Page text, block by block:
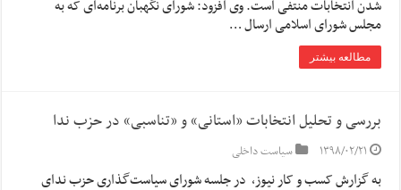
شدن انتخابات منتفی است. وی افزود‌‌‌‌‌‌‌‌‌‌‌‌‌‌‌‌‌‌‌‌‌‌‌‌‌‌‌‌‌‌‌‌‌‌‌‌‌‌‌‌‌‌‌‌‌‌‌‌‌‌‌‌‌‌‌‌‌‌‌‌‌‌‌‌‌‌‌‌‌‌‌‌‌‌‌‌‌‌‌‌‌‌‌‌‌‌‌‌‌‌‌‌‌‌‌‌‌‌‌‌‌‌‌‌‌‌‌‌‌‌‌‌‌‌‌‌‌‌‌‌‌‌‌‌‌‌‌‌‌‌‌‌‌‌‌‌‌‌‌‌‌‌‌‌‌‌‌‌‌‌‌‌‌‌‌‌‌‌‌‌‌‌‌‌‌‌‌‌‌‌‌‌‌‌‌‌‌‌‌‌‌‌‌‌‌‌‌‌‌‌‌‌‌‌‌‌‌‌‌‌‌‌‌‌‌‌‌‌‌‌‌: شورای نگهبان برنامه‌ای که به
مجلس شورای اسلامی ارسال …
مطالعه بیشتر
بررسی و تحلیل انتخابات «استانی» و «تناسبی» در حزب ندا
۱۳۹۸/۰۲/۲۱ سیاست داخلی
به گزارش کسب و کار نیوز، در جلسه شورای سیاست‌گذاری حزب ندای